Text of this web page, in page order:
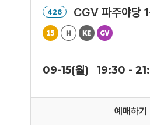
426 CGV 파주야당
09-15(월) 19:30 -
예매하기